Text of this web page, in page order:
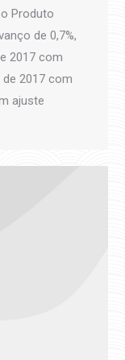
Produto
de 0,7%,
2017 com
2017 com
ajuste